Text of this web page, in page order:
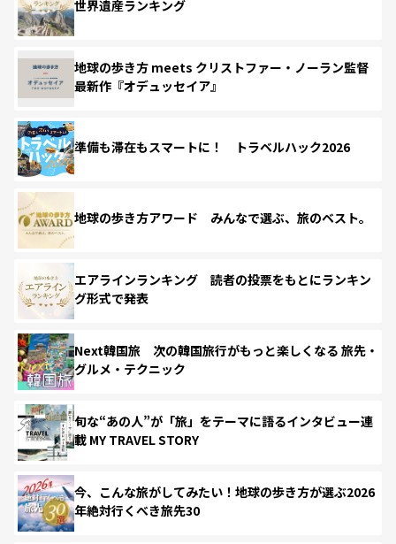
世界遺産ランキング
地球の歩き方 meets クリストファー・ノーラン監督
最新作『オデュッセイア』
準備も滞在もスマートに！ トラベルハック2026
地球の歩き方アワード みんなで選ぶ、旅のベスト。
エアラインランキング 読者の投票をもとにランキン
グ形式で発表
Next韓国旅 次の韓国旅行がもっと楽しくなる 旅先・
グルメ・テクニック
旬な“あの人”が「旅」をテーマに語るインタビュー連
載 MY TRAVEL STORY
今、こんな旅がしてみたい！地球の歩き方が選ぶ2026
年絶対行くべき旅先30